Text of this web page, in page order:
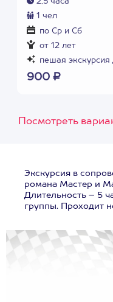
1 чел
по Ср и Сб
от 12 лет
пешая экскурсия
900 ₽
Посмотреть
Экскурсия в
романа Мастер и
Длительность – 5
группы. Проходит